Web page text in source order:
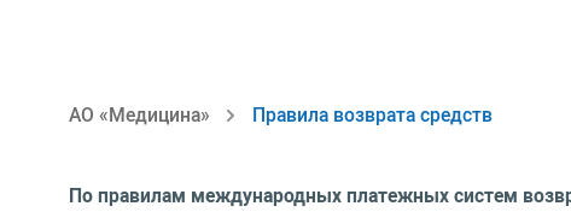
АО «Медицина» Правила возврата средств
По правилам международных платежных систем